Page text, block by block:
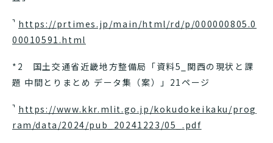
https://prtimes.jp/main/html/rd/p/000000805.0
00010591.html
*2 国土交通省近畿地方整備局「資料5_関西の現状と課
題 中間とりまとめ データ集（案）」21ページ
https://www.kkr.mlit.go.jp/kokudokeikaku/prog
ram/data/2024/pub_20241223/05_.pdf